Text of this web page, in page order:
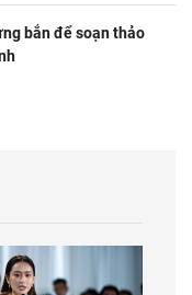
bắn để soạn thảo